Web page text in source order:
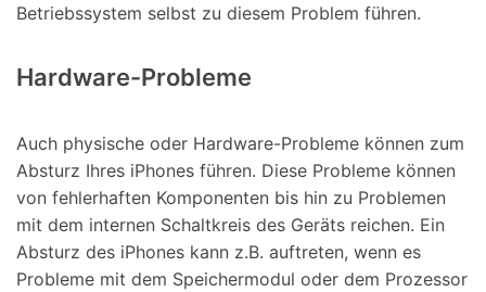
Betriebssystem selbst zu diesem Problem führen.
Hardware-Probleme
Auch physische oder Hardware-Probleme können zum
Absturz Ihres iPhones führen. Diese Probleme können
von fehlerhaften Komponenten bis hin zu Problemen
mit dem internen Schaltkreis des Geräts reichen. Ein
Absturz des iPhones kann z.B. auftreten, wenn es
Probleme mit dem Speichermodul oder dem Prozessor